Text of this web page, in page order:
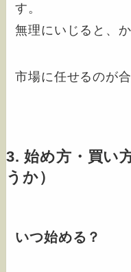
す。
無理にいじると、
市場に任せるのが合
3. 始め方・買い
うか）
いつ始める？